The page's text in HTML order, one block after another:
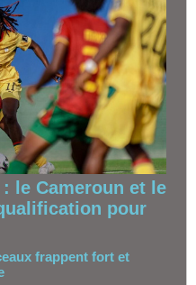
le Cameroun et le
pour
frappent fort et